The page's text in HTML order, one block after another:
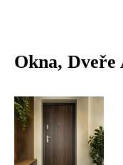
Okna, Dveře